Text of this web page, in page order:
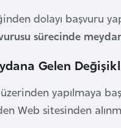
dolayı başvuru
sürecinde
Gelen
yapılmaya
Web sitesinden